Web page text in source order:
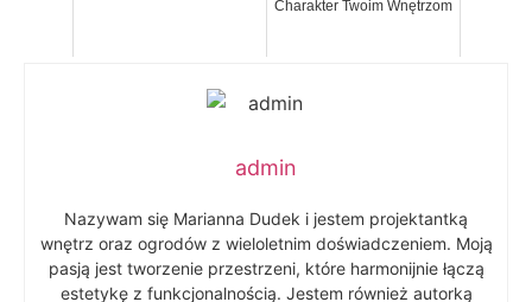
Charakter Twoim Wnętrzom
admin
Nazywam się Marianna Dudek i jestem projektantką
wnętrz oraz ogrodów z wieloletnim doświadczeniem. Moją
pasją jest tworzenie przestrzeni, które harmonijnie łączą
estetykę z funkcjonalnością. Jestem również autorką